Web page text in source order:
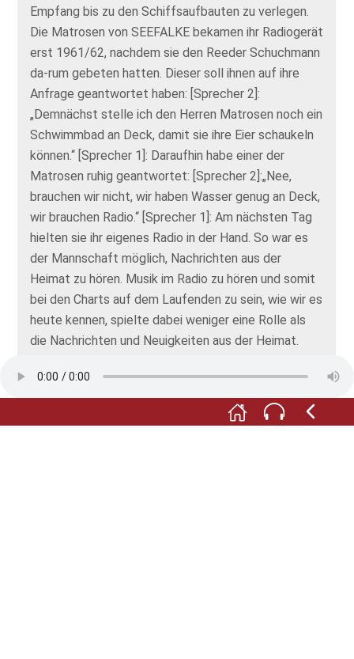
Empfang bis zu den Schiffsaufbauten zu verlegen.
Die Matrosen von SEEFALKE bekamen ihr Radiogerät
erst 1961/62, nachdem sie den Reeder Schuchmann
da-rum gebeten hatten. Dieser soll ihnen auf ihre
Anfrage geantwortet haben: [Sprecher 2]:
„Demnächst stelle ich den Herren Matrosen noch ein
Schwimmbad an Deck, damit sie ihre Eier schaukeln
können.“ [Sprecher 1]: Daraufhin habe einer der
Matrosen ruhig geantwortet: [Sprecher 2]:„Nee,
brauchen wir nicht, wir haben Wasser genug an Deck,
wir brauchen Radio.“ [Sprecher 1]: Am nächsten Tag
hielten sie ihr eigenes Radio in der Hand. So war es
der Mannschaft möglich, Nachrichten aus der
Heimat zu hören. Musik im Radio zu hören und somit
bei den Charts auf dem Laufenden zu sein, wie wir es
heute kennen, spielte dabei weniger eine Rolle als
die Nachrichten und Neuigkeiten aus der Heimat.
Stimmung an Bord, dafür wurde das Radio nicht
genutzt. Zu bekannten Seefahrtsliedern wurden
häufig eigene Strophen hinzugedichtet, die auf das